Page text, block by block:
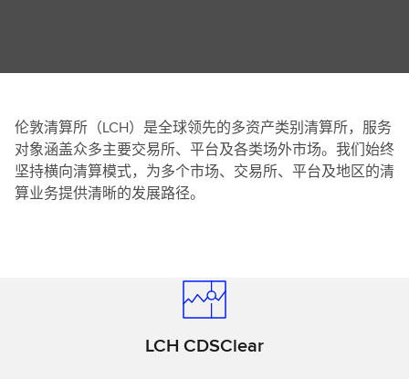
伦敦清算所（LCH）是全球领先的多资产类别清算所，服务
对象涵盖众多主要交易所、平台及各类场外市场。我们始终
坚持横向清算模式，为多个市场、交易所、平台及地区的清
算业务提供清晰的发展路径。
LCH CDSClear